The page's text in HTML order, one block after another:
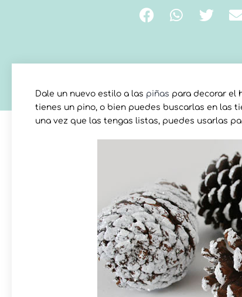
Dale un nuevo estilo a las piñas para decorar el
tienes un pino, o bien puedes buscarlas en las
una vez que las tengas listas, puedes usarlas